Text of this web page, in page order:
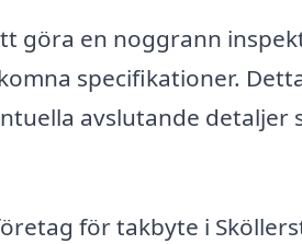
göra en noggrann
specifikationer.
avslutande detaljer
för takbyte i